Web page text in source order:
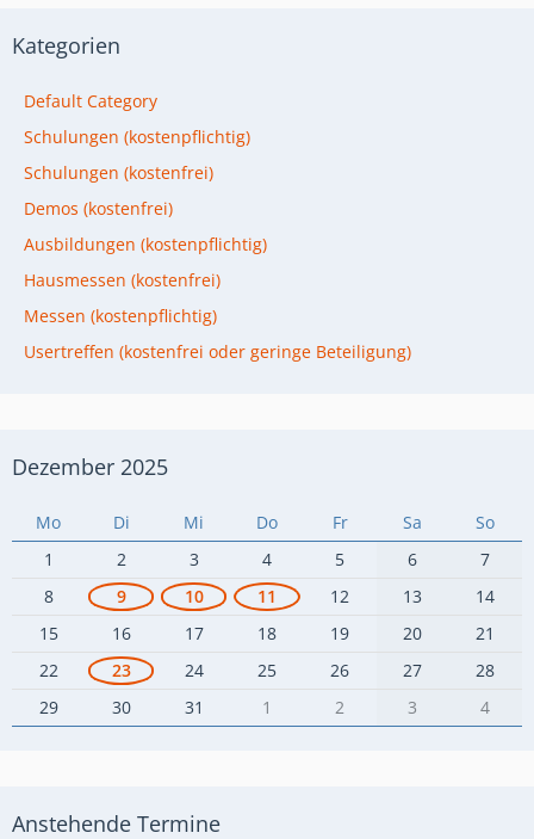
Kategorien
Default Category
Schulungen (kostenpflichtig)
Schulungen (kostenfrei)
Demos (kostenfrei)
Ausbildungen (kostenpflichtig)
Hausmessen (kostenfrei)
Messen (kostenpflichtig)
Usertreffen (kostenfrei oder geringe Beteiligung)
Dezember 2025
Mo Di Mi Do Fr Sa
So
1
2 3 4 5 6
7
8
9 10 11 12 13
14
15
16 17 18 19 20
21
22
23 24 25 26 27
28
29
30 31 1 2 3 4
Anstehende Termine